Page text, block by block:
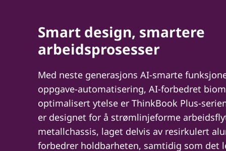
Smart design, smartere
arbeidsprosesser
Med neste generasjons AI-smarte
oppgave-automatisering, AI-forbedret
optimalisert ytelse er ThinkBook Plus-
er designet for å strømlinjeforme
metallchassis, laget delvis av resirkulert
forbedrer holdbarheten, samtidig som det